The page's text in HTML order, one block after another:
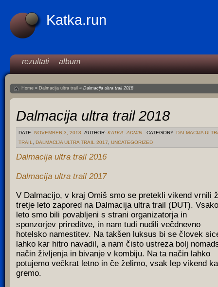
Katka.run
rezultati album
Home » Dalmacija ultra trail » Dalmacija ultra trail 2018
Dalmacija ultra trail 2018
DATE: NOVEMBER 3, 2018 AUTHOR: KATKA_ADMIN CATEGORY: DALMACIJA
TRAIL
DALMACIJA ULTRA TRAIL 2017 UNCATEGORIZED
Dalmacija ultra trail 2016
Dalmacija ultra trail 2017
V Dalmacijo, v kraj Omiš smo se pretekli vikend vrnili
tretje leto zapored na Dalmacija ultra trail (DUT). Vsako
leto smo bili povabljeni s strani organizatorja in
sponzorjev prireditve, in nam tudi nudili večdnevno
hotelsko namestitev. Na takšen luksus bi se človek
lahko kar hitro navadil, a nam čisto ustreza bolj
način življenja in bivanje v kombiju. Na ta način lahko
potujemo večkrat letno in če želimo, vsak lep vikend
gremo.